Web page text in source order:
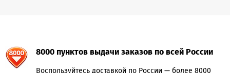
8000 пунктов выдачи заказов по всей России
Воспользуйтесь доставкой по России — более 8000